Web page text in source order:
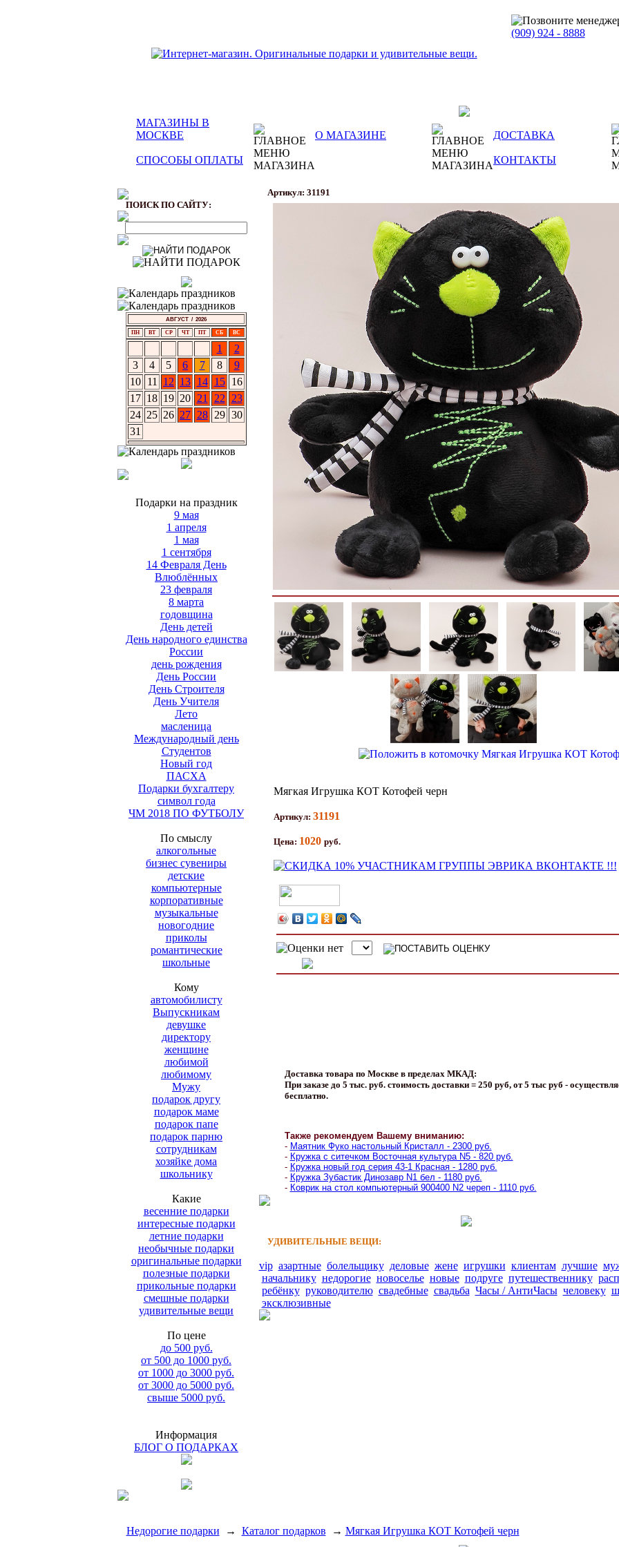
(909) 924 - 8888
МАГАЗИНЫ В
МОСКВЕ
О МАГАЗИНЕ ДОСТАВКА
СПОСОБЫ ОПЛАТЫ КОНТАКТЫ
ПОИСК ПО САЙТУ:
АВГУСТ / 2026
ПН ВТ СР ЧТ ПТ СБ ВС
1
2
3
4 5 6 7 8
9
10 11 12 13 14 15
16
17 18 19 20 21 22
23
24 25 26 27 28 29 30
31
Подарки на праздник
9 мая
1 апреля
1 мая
1 сентября
14 Февраля День
Влюблённых
23 февраля
8 марта
годовщина
День детей
День народного единства
России
день рождения
День России
День Строителя
День Учителя
Лето
масленица
Международный день
Студентов
Новый год
ПАСХА
Подарки бухгалтеру
символ года
ЧМ 2018 ПО ФУТБОЛУ
По смыслу
алкогольные
бизнес сувениры
детские
компьютерные
корпоративные
музыкальные
новогодние
приколы
романтические
школьные
Кому
автомобилисту
Выпускникам
девушке
директору
женщине
любимой
любимому
Мужу
подарок другу
подарок маме
подарок папе
подарок парню
сотрудникам
хозяйке дома
школьнику
Какие
весенние подарки
интересные подарки
летние подарки
необычные подарки
оригинальные подарки
полезные подарки
прикольные подарки
смешные подарки
удивительные вещи
По цене
до 500 руб.
от 500 до 1000 руб.
от 1000 до 3000 руб.
от 3000 до 5000 руб.
свыше 5000 руб.
Информация
БЛОГ О ПОДАРКАХ
Артикул: 31191
Мягкая Игрушка КОТ Котофей черн
Артикул: 31191
Цена: 1020 руб.
Доставка товара по Москве в пределах МКАД:
При заказе до 5 тыс. руб. стоимость доставки = 250 руб, от 5 тыс руб -
бесплатно.
Также рекомендуем Вашему вниманию:
- Маятник Фуко настольный Кристалл - 2300 руб.
- Кружка с ситечком Восточная культура N5 - 820 руб.
- Кружка новый год серия 43-1 Красная - 1280 руб.
- Кружка Зубастик Динозавр N1 бел - 1180 руб.
- Коврик на стол компьютерный 900400 N2 череп - 1110 руб.
УДИВИТЕЛЬНЫЕ ВЕЩИ:
vip азартные болельщику деловые жене игрушки клиентам лучшие
начальнику недорогие новоселье новые подруге путешественнику
ребёнку руководителю свадебные свадьба Часы / АнтиЧасы человеку
эксклюзивные
Недорогие подарки → Каталог подарков → Мягкая Игрушка КОТ Котофей черн